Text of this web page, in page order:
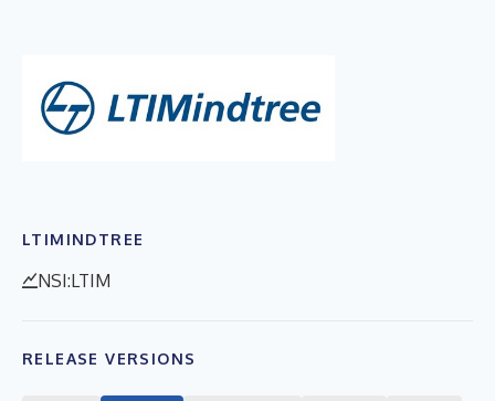
LTIMINDTREE
NSI:LTIM
RELEASE VERSIONS